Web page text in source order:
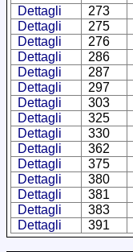
Dettagli
273
Dettagli
275
Dettagli
276
Dettagli
286
Dettagli
287
Dettagli
297
Dettagli
303
Dettagli
325
Dettagli
330
Dettagli
362
Dettagli
375
Dettagli
380
Dettagli
381
Dettagli
383
Dettagli
391